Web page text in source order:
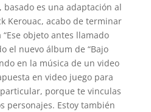
basado es una adaptación al
Kerouac, acabo de terminar
objeto antes llamado
el nuevo álbum de “Bajo
en la música de un video
en video juego para
porque te vinculas
personajes. Estoy también